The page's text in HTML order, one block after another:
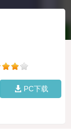
PC下载